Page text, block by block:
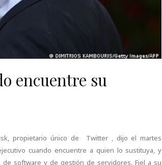
encuentre su
propietario único de Twitter , dijo el martes
cuando encuentre a quien lo sustituya, y
software y de gestión de servidores. Fiel a su